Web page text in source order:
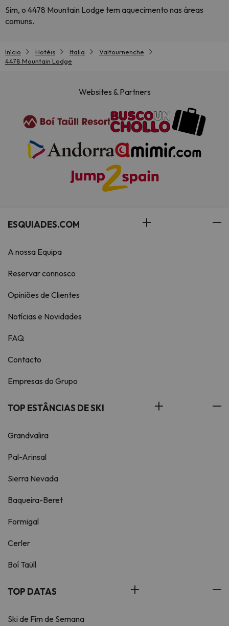
Sim, o 4478 Mountain Lodge tem aquecimento nas áreas
comuns.
Início Hotéis Italia
Valtournenche
4478 Mountain Lodge
Websites & Partners
ESQUIADES.COM
A nossa Equipa
Reservar connosco
Opiniões de Clientes
Notícias e Novidades
FAQ
Contacto
Empresas do Grupo
TOP ESTÂNCIAS DE SKI
Grandvalira
Pal-Arinsal
Sierra Nevada
Baqueira-Beret
Formigal
Cerler
Boí Taüll
TOP DATAS
Ski de Fim de Semana